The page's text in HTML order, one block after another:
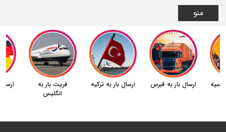
منو
فریت بار به
انگلیس
ارسال بار به ترکیه ارسال بار به قبرس